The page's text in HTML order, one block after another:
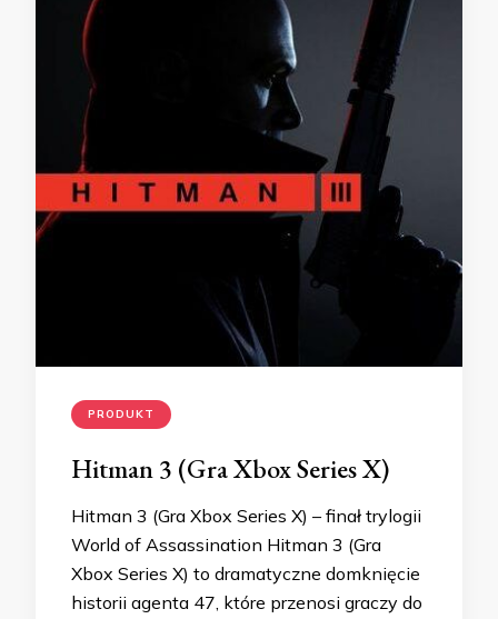
PRODUKT
Hitman 3 (Gra Xbox Series X)
Hitman 3 (Gra Xbox Series X) – finał trylogii
World of Assassination Hitman 3 (Gra
Xbox Series X) to dramatyczne domknięcie
historii agenta 47, które przenosi graczy do